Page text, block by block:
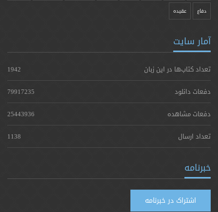
دفاع عقیده
آمار سایت
تعداد کتاب‌ها در این زبان
1942
دفعات دانلود
79917235
دفعات مشاهده
25443936
تعداد ارسال
1138
خبرنامه
اشتراک در خبرنامه